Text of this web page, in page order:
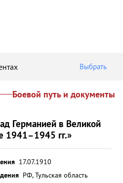
Выбрать
Боевой путь и документы
Германией в Великой
1941–1945 гг.»
17.07.1910
РФ, Тульская область